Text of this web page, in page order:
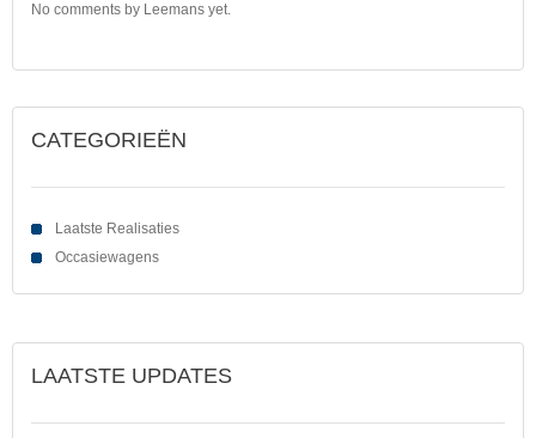
No comments by Leemans yet.
CATEGORIEËN
Laatste Realisaties
Occasiewagens
LAATSTE UPDATES